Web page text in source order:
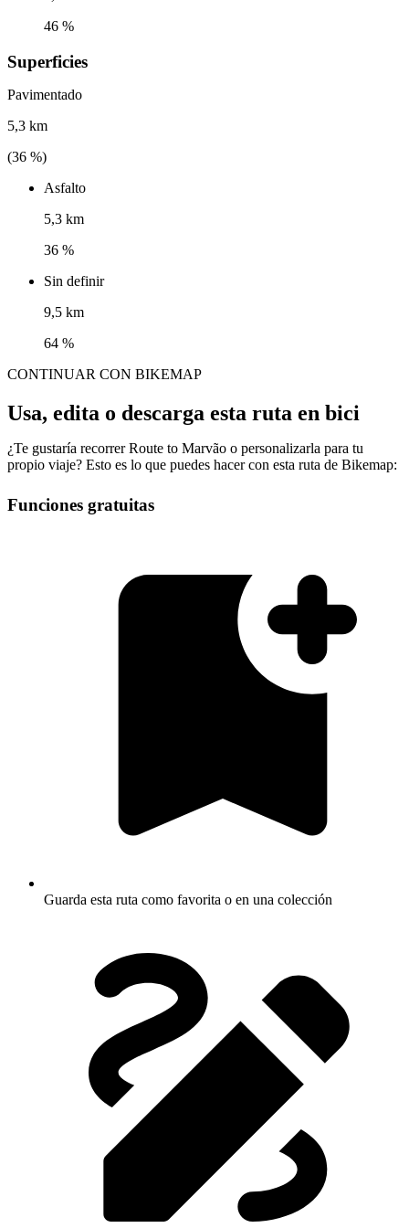
46 %
Superficies
Pavimentado
5,3 km
(36 %)
Asfalto
5,3 km
36 %
Sin definir
9,5 km
64 %
CONTINUAR CON BIKEMAP
Usa, edita o descarga esta ruta en bici
¿Te gustaría recorrer Route to Marvão o personalizarla para tu
propio viaje? Esto es lo que puedes hacer con esta ruta de Bikemap:
Funciones gratuitas
Guarda esta ruta como favorita o en una colección